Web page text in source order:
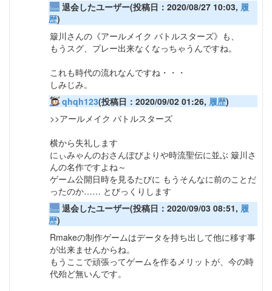
退会したユーザー(投稿日：2020/08/27 10:03, 履
歴)
簸川さんの《アールメイク バトルスターズ》も、
もうスグ、プレー出来なくなっちゃうんですね。
これも時代の流れなんですね・・・
しみじみ。
qhqh123(投稿日：2020/09/02 01:26, 履歴)
>>アールメイク バトルスターズ
横から失礼します
にぃみゃんのおさんぽびよりや時流聖伝に並ぶ 簸川さ
んの名作ですよね～
ゲーム公開日時を見るたびに もうそんなに前のことだ
ったのか…… とびっくりします
退会したユーザー(投稿日：2020/09/03 08:51, 履
歴)
Rmakeの制作ゲームはデータを持ち出して他に移す事
が出来ませんからね。
もうここで頑張ってゲームを作るメリットが、今の時
代殆ど無いんです。